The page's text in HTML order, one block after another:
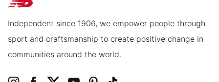
Independent since 1906, we empower people through
sport and craftsmanship to create positive change in
communities around the world.